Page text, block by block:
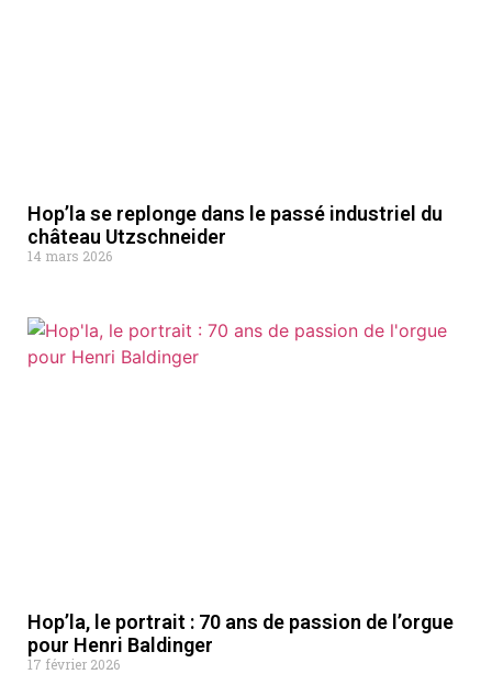
Hop’la se replonge dans le passé industriel du
château Utzschneider
14 mars 2026
Hop’la, le portrait : 70 ans de passion de l’orgue
pour Henri Baldinger
17 février 2026